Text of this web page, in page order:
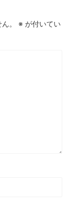
。 ※ が付いてい